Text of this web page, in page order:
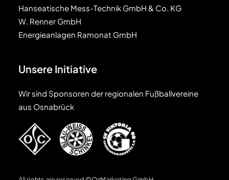
Hanseatische Mess-Technik GmbH & Co. KG
W. Renner GmbH
Energieanlagen Ramonat GmbH
Unsere Initiative
Wir sind Sponsoren der regionalen Fußballvereine
aus Osnabrück